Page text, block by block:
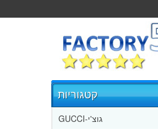
קטגוריות
GUCCI-גוצ'י